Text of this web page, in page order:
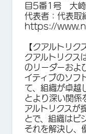
目5番1号 大崎
代表者：代表
https://
【クアルトリク
クアルトリクス
のリーダーおよ
イティブのソフ
て、組織が卓越
とより深い関係
アルトリクスが
とで、組織はビ
それを解決し、